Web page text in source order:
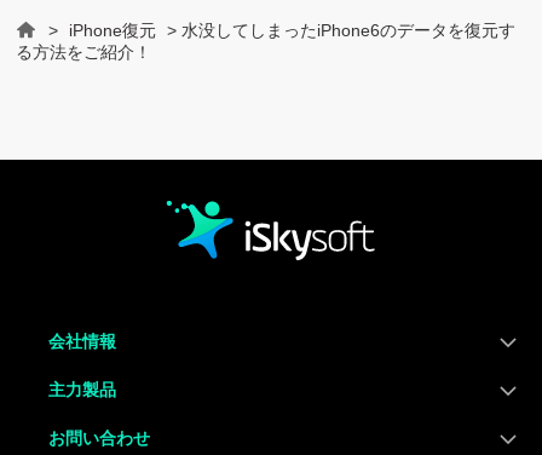
Home
> iPhone復元 > 水没してしまったiPhone6のデータを復元す
る方法をご紹介！
会社情報
主力製品
お問い合わせ